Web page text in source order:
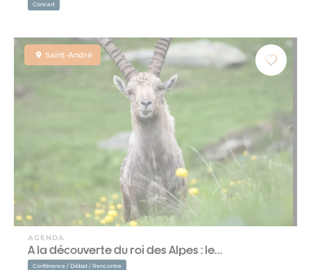
Concert
Saint-André
AGENDA
A la découverte du roi des Alpes : le…
Conférence / Débat / Rencontre